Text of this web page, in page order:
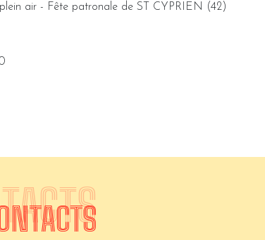
air - Fête patronale de ST CYPRIEN (42)